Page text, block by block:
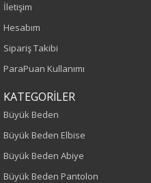
İlkbahar-Yaz
Yaş Grubu
Bel
Normal Bel
Kalıp
İletişim
Hesabım
Sipariş Takibi
ParaPuan Kullanımı
KATEGORİLER
Büyük Beden
Büyük Beden Elbise
Büyük Beden Abiye
Büyük Beden Pantolon